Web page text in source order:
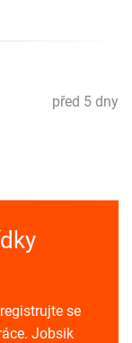
před 5 dny
se
Jobsik